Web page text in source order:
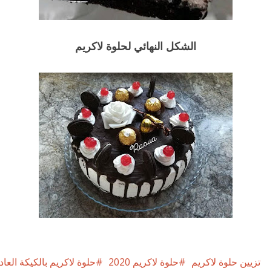
الشكل النهائي لحلوة لاكريم
تزيين حلوة لاكريم حلوة لاكريم 2020 حلوة لاكريم بالكيكة